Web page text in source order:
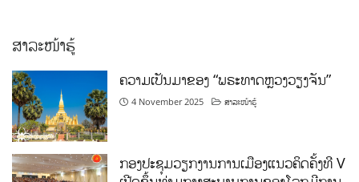
4 November 2025
ເປີດຂຶ້ນທ່າມກາງສະພາບການຂອງໂລກມີການ
ປ່ຽນແປງຄັ້ງໃຫຍ່